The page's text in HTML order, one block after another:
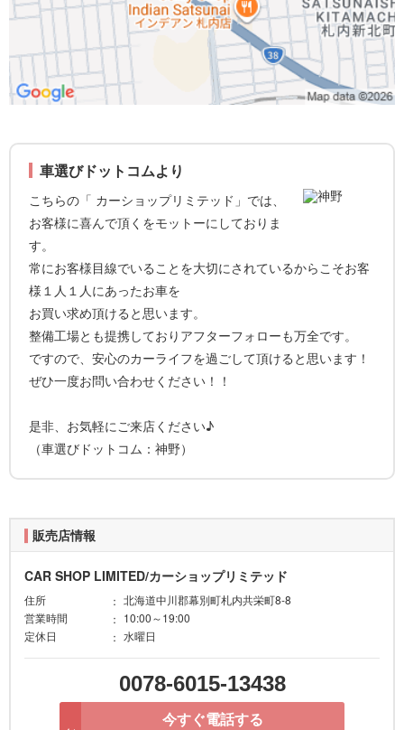
車選びドットコムより
こちらの「 カーショップリミテッド」では、
お客様に喜んで頂くをモットーにしておりま
す。
常にお客様目線でいることを大切にされているからこそお客
様１人１人にあったお車を
お買い求め頂けると思います。
整備工場とも提携しておりアフターフォローも万全です。
ですので、安心のカーライフを過ごして頂けると思います！
ぜひ一度お問い合わせください！！
是非、お気軽にご来店ください♪
（車選びドットコム：神野）
販売店情報
CAR SHOP LIMITED/カーショップリミテッド
住所
北海道中川郡幕別町札内共栄町8-8
営業時間
10:00～19:00
定休日
水曜日
0078-6015-13438
今すぐ電話する